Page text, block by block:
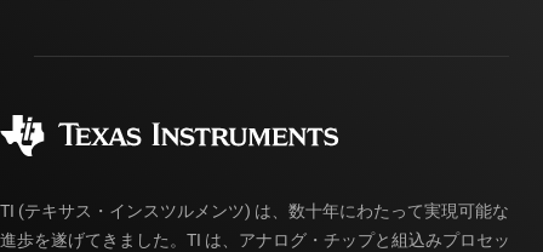
myTI アカウントの FAQ
ご注文に関する FAQ
TI (テキサス・インスツルメンツ) は、数十年にわたって実現可能な
進歩を遂げてきました。TI は、アナログ・チップと組込みプロセッ